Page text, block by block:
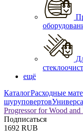
ещё
КаталогРасходные
шуруповертов
Progressor for Wood
Подписаться
1692 RUB